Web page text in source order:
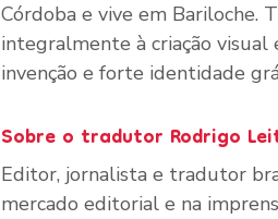
Córdoba e vive em Bariloche.
integralmente à criação visual
invenção e forte identidade
Sobre o tradutor Rodrigo
Editor, jornalista e tradutor
mercado editorial e na